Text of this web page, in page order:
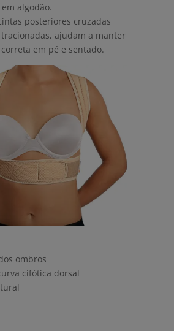
algodão.
posteriores cruzadas
ajudam a manter
em pé e sentado.
ombros
cifótica dorsal